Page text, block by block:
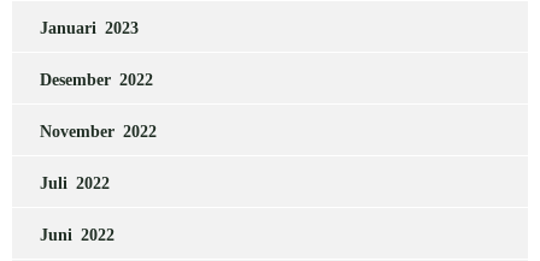
Januari 2023
Desember 2022
November 2022
Juli 2022
Juni 2022